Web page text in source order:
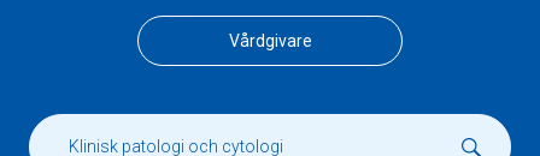
Vårdgivare